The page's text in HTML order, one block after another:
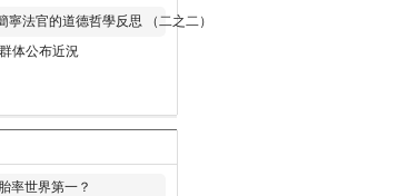
法官的道德哲學反思 （二之二）
体公布近況
率世界第一？